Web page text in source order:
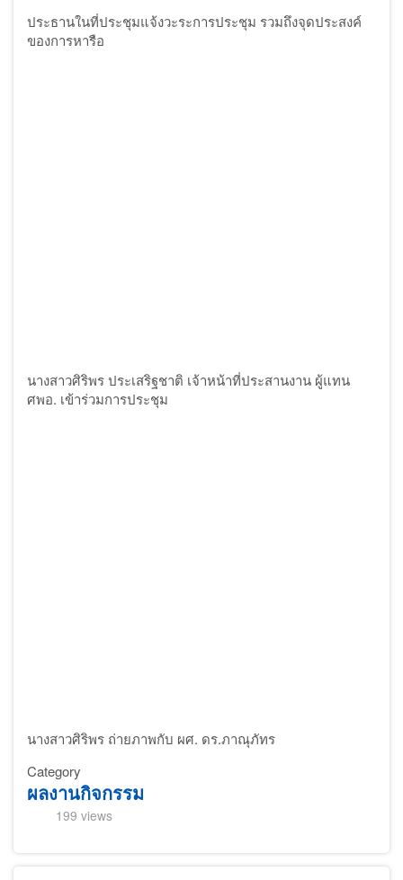
ประธานในที่ประชุมแจ้งวะระการประชุม รวมถึงจุดประสงค์
ของการหารือ
นางสาวศิริพร ประเสริฐชาติ เจ้าหน้าที่ประสานงาน ผู้แทน
ศพอ. เข้าร่วมการประชุม
นางสาวศิริพร ถ่ายภาพกับ ผศ. ดร.ภาณุภัทร
Category
ผลงานกิจกรรม
199 views